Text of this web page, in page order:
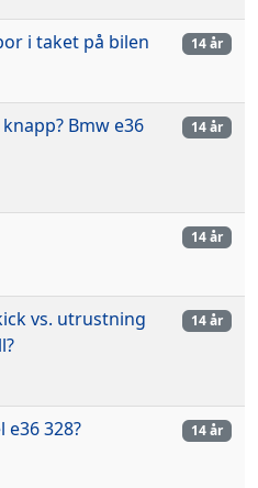
i taket på bilen 14 år
Bmw e36
14 år
14 år
vs. utrustning
14 år
328? 14 år